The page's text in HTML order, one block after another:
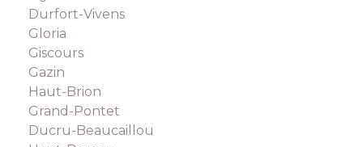
Durfort-Vivens
Gloria
Giscours
Gazin
Haut-Brion
Grand-Pontet
Ducru-Beaucaillou